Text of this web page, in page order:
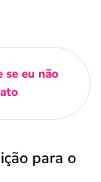
se eu não
para o